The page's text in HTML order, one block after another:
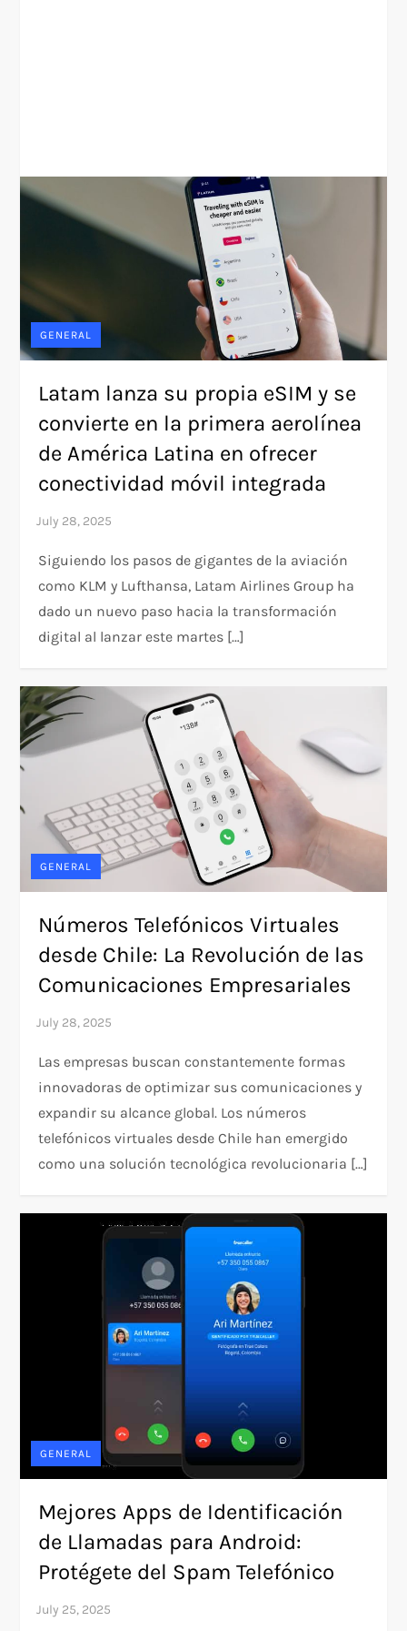
GENERAL
Latam lanza su propia eSIM y se
convierte en la primera aerolínea
de América Latina en ofrecer
conectividad móvil integrada
Siguiendo los pasos de gigantes de la aviación
como KLM y Lufthansa, Latam Airlines Group ha
dado un nuevo paso hacia la transformación
digital al lanzar este martes […]
GENERAL
Números Telefónicos Virtuales
desde Chile: La Revolución de las
Comunicaciones Empresariales
Las empresas buscan constantemente formas
innovadoras de optimizar sus comunicaciones y
expandir su alcance global. Los números
telefónicos virtuales desde Chile han emergido
como una solución tecnológica revolucionaria […]
GENERAL
Mejores Apps de Identificación
de Llamadas para Android:
Protégete del Spam Telefónico